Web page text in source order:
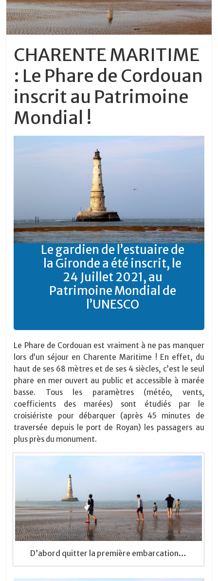
CHARENTE MARITIME
: Le Phare de Cordouan
inscrit au Patrimoine
Mondial !
Le gardien de l’estuaire de
la Gironde a été inscrit, le
24 Juillet 2021, au
Patrimoine Mondial de
l’UNESCO
Le Phare de Cordouan est vraiment à ne pas manquer
lors d’un séjour en Charente Maritime ! En effet, du
haut de ses 68 mètres et de ses 4 siècles, c’est le seul
phare en mer ouvert au public et accessible à marée
basse. Tous les paramètres (météo, vents,
coefficients des marées) sont étudiés par le
croisiériste pour débarquer (après 45 minutes de
traversée depuis le port de Royan) les passagers au
plus près du monument.
D’abord quitter la première embarcation…